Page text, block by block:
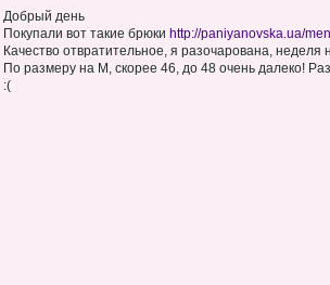
Добрый день
Покупали вот такие брюки http://paniyanovska.ua/
Качество отвратительное, я разочарована, неделя
По размеру на М, скорее 46, до 48 очень далеко!
:(